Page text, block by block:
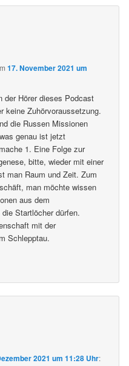
17. November 2021 um
der Hörer dieses Podcast
keine Zuhörvoraussetzung.
die Russen Missionen
genau ist jetzt
1. Eine Folge zur
bitte, wieder mit einer
man Raum und Zeit. Zum
man möchte wissen
aus dem
Startlöcher dürfen.
mit der
Schlepptau.
2021 um 11:28 Uhr: